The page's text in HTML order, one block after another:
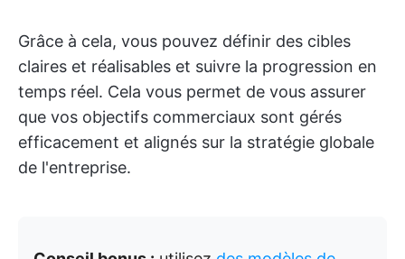
Grâce à cela, vous pouvez définir des cibles
claires et réalisables et suivre la progression en
temps réel. Cela vous permet de vous assurer
que vos objectifs commerciaux sont gérés
efficacement et alignés sur la stratégie globale
de l'entreprise.